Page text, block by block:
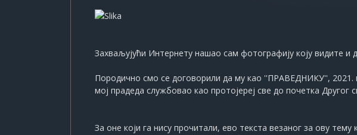
Захваљујући Интернету нашао сам фотографију коју видите
Породично смо се договорили да му као ''ПРАВЕДНИКУ'', 2021.
мој прадеда службовао као протојереј све до почетка Другог
За оне који га нису прочитали, ево текста везаног за ову тему